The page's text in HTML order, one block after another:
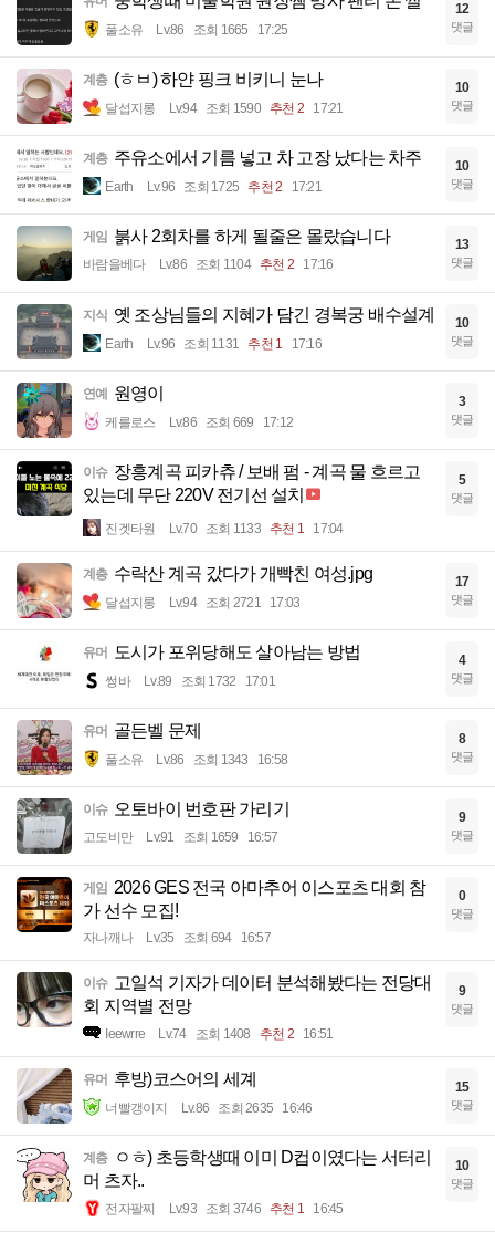
풀소유 Lv.86 조회 1665 17:25
12
댓글
계층 (ㅎㅂ) 하얀 핑크 비키니 눈나
달섭지롱 Lv.94 조회 1590 추천 2 17:21
10
댓글
계층 주유소에서 기름 넣고 차 고장 났다는 차주
Earth Lv.96 조회 1725 추천 2 17:21
10
댓글
게임 붉사 2회차를 하게 될줄은 몰랐습니다
바람을베다 Lv.86 조회 1104 추천 2 17:16
13
댓글
지식 옛 조상님들의 지혜가 담긴 경복궁 배수설계
Earth Lv.96 조회 1131 추천 1 17:16
10
댓글
연예 원영이
케를로스 Lv.86 조회 669 17:12
3
댓글
이슈 장흥계곡 피카츄 / 보배 펌 - 계곡 물 흐르고
있는데 무단 220V 전기선 설치
진겟타원 Lv.70 조회 1133 추천 1 17:04
5
댓글
계층 수락산 계곡 갔다가 개빡친 여성.jpg
달섭지롱 Lv.94 조회 2721 17:03
17
댓글
유머 도시가 포위당해도 살아남는 방법
썽바 Lv.89 조회 1732 17:01
4
댓글
유머 골든벨 문제
풀소유 Lv.86 조회 1343 16:58
8
댓글
이슈 오토바이 번호판 가리기
고도비만 Lv.91 조회 1659 16:57
9
댓글
게임 2026 GES 전국 아마추어 이스포츠 대회 참
가 선수 모집!
자나깨나 Lv.35 조회 694 16:57
0
댓글
이슈 고일석 기자가 데이터 분석해봤다는 전당대
회 지역별 전망
Ieewrre Lv.74 조회 1408 추천 2 16:51
9
댓글
유머 후방)코스어의 세계
너빨갱이지 Lv.86 조회 2635 16:46
15
댓글
계층
ㅇㅎ) 초등학생때 이미 D컵이였다는 서터리
머 츠자..
전자팔찌 Lv.93 조회 3746 추천 1 16:45
10
댓글